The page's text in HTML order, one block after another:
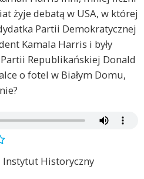
żyje debatą w USA, w której
Partii Demokratycznej
Kamala Harris i były
Republikańskiej Donald
o fotel w Białym Domu,
Instytut Historyczny